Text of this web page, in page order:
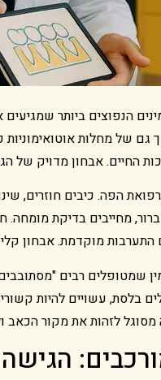
הנפוצים ביותר
גם של מחלות אוטואימוניות
החיים. אבחון מדויק של
הפה. כיבים חוזרים,
ללא הסבר ברור, מחייבים
מוקדמת. אבחון
שמטופלים רבים
בלסת, עשויים להיות
לזהות את מקור הכאב